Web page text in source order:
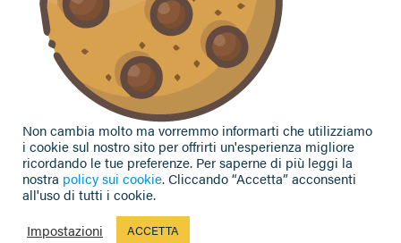
Seguici sui social
Privacy Policy|Cookie Policy
© 2002-2026 CAA Confagricoltura Emilia Romagna srl - P.IVA
Non cambia molto ma vorremmo informarti che utilizziamo
i cookie sul nostro sito per offrirti un'esperienza migliore
ricordando le tue preferenze. Per saperne di più leggi la
nostra policy sui cookie. Cliccando “Accetta” acconsenti
all'uso di tutti i cookie.
Impostazioni
ACCETTA